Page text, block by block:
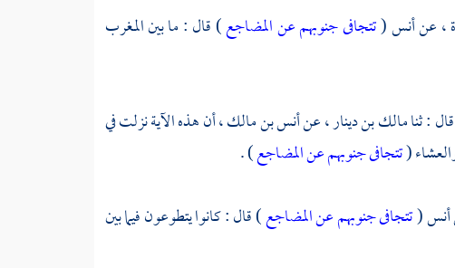
،عنأنس(تتجافى جنوبهم عن المضاجع) قال : ما بين المغرب
قال : ثنامالك بن دينار ،عنأنس بن مالك ،أن هذه الآية نزلت في
(تتجافى جنوبهم عن المضاجع) .
أنس(تتجافى جنوبهم عن المضاجع) قال : كانوا يتطوعون فيما بين